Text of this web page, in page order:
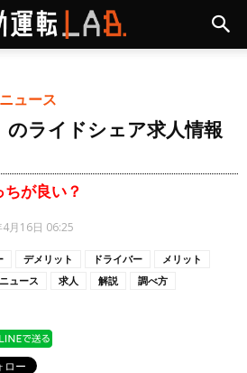
ュース
のライドシェア求人情報
が良い？
月16日 06:25
デメリット ドライバー
メリット
ュース 求人 解説
調べ方